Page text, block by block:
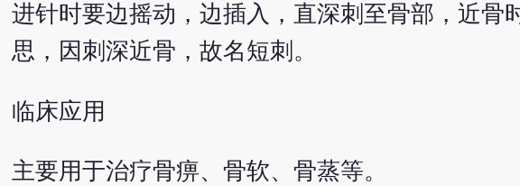
进针时要边摇动，边插入，直深刺至骨部，近
思，因刺深近骨，故名短刺。
临床应用
主要用于治疗骨痹、骨软、骨蒸等。